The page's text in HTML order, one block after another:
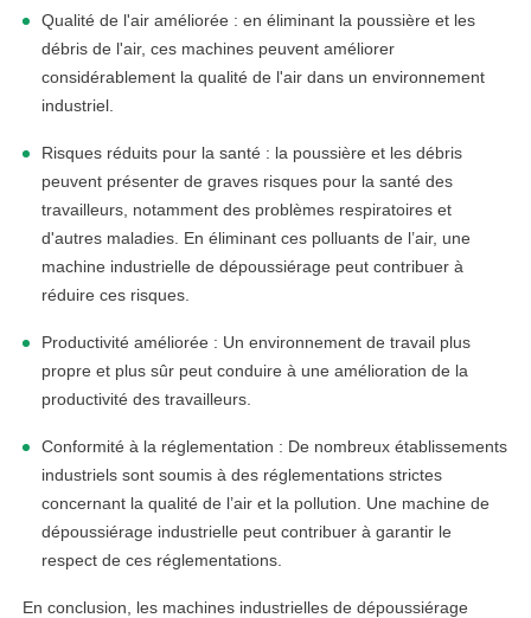
Qualité de l'air améliorée : en éliminant la poussière et les
débris de l'air, ces machines peuvent améliorer
considérablement la qualité de l'air dans un environnement
industriel.
Risques réduits pour la santé : la poussière et les débris
peuvent présenter de graves risques pour la santé des
travailleurs, notamment des problèmes respiratoires et
d'autres maladies. En éliminant ces polluants de l’air, une
machine industrielle de dépoussiérage peut contribuer à
réduire ces risques.
Productivité améliorée : Un environnement de travail plus
propre et plus sûr peut conduire à une amélioration de la
productivité des travailleurs.
Conformité à la réglementation : De nombreux établissements
industriels sont soumis à des réglementations strictes
concernant la qualité de l’air et la pollution. Une machine de
dépoussiérage industrielle peut contribuer à garantir le
respect de ces réglementations.
En conclusion, les machines industrielles de dépoussiérage